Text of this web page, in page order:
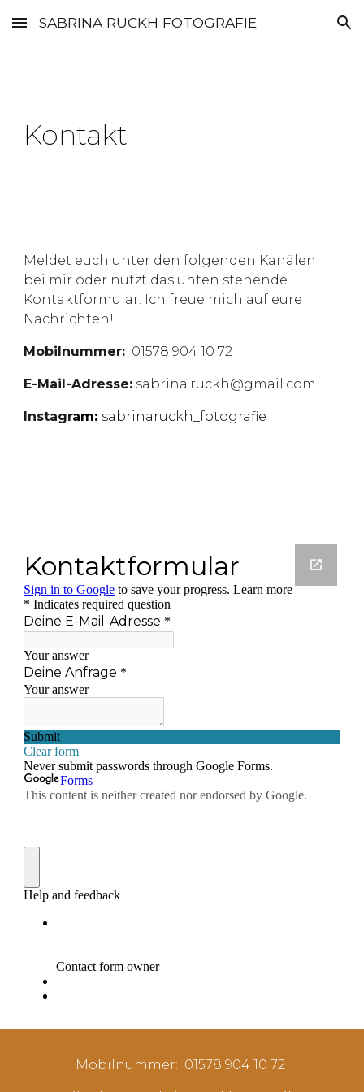
Skip to main content Skip to navigation
SABRINA RUCKH FOTOGRAFIE
Kontakt
Meldet euch unter den folgenden Kanälen
bei mir oder nutzt das unten stehende
Kontaktformular. Ich freue mich auf eure
Nachrichten!
Mobilnummer: 01578 904 10 72
E-Mail-Adresse: sabrina.ruckh@gmail.com
Instagram: sabrinaruckh_fotografie
Mobilnummer: 01578 904 10 72